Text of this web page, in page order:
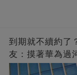
到期就不續約了
友：摸著華為過